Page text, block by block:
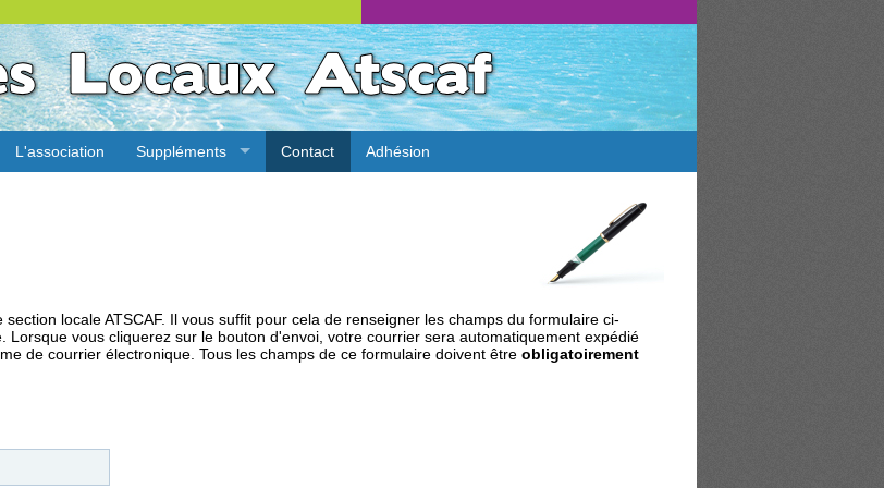
L'association Suppléments Contact Adhésion
locale ATSCAF. Il vous suffit pour cela de renseigner les champs du formulaire ci-
vous cliquerez sur le bouton d'envoi, votre courrier sera automatiquement expédié
de courrier électronique. Tous les champs de ce formulaire doivent être obligatoirement